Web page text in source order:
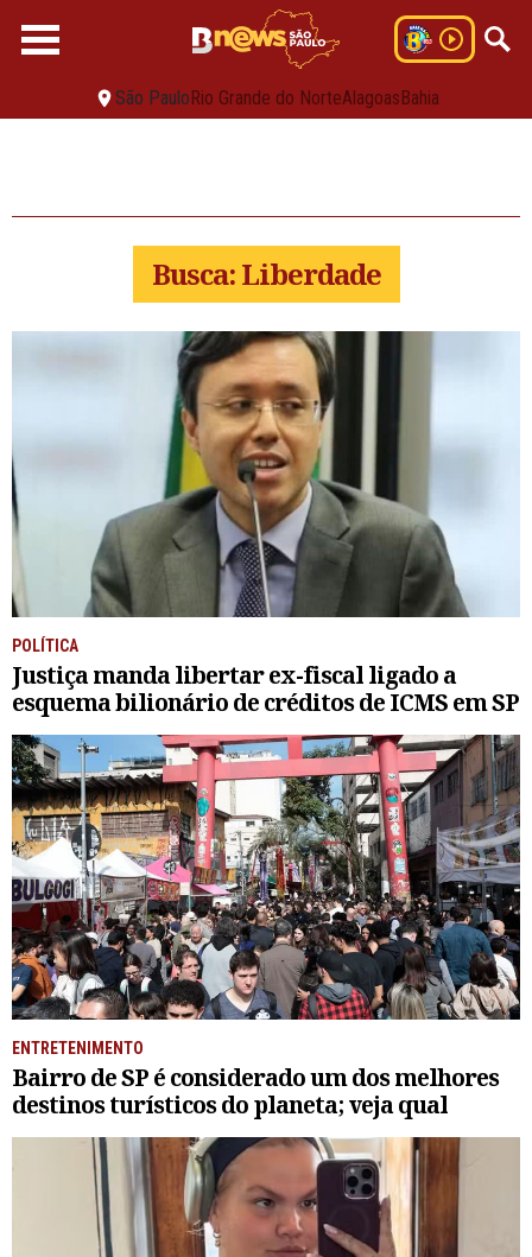
São PauloRio Grande do NorteAlagoasBahia
Busca: Liberdade
POLÍTICA
Justiça manda libertar ex-fiscal ligado a
esquema bilionário de créditos de ICMS em SP
ENTRETENIMENTO
Bairro de SP é considerado um dos melhores
destinos turísticos do planeta; veja qual